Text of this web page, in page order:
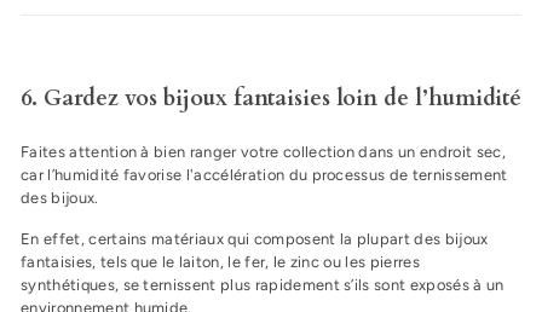
6. Gardez vos bijoux fantaisies loin de l’humidité
Faites attention à bien ranger votre collection dans un endroit sec,
car l’humidité favorise l'accélération du processus de ternissement
des bijoux.
En effet, certains matériaux qui composent la plupart des bijoux
fantaisies, tels que le laiton, le fer, le zinc ou les pierres
synthétiques, se ternissent plus rapidement s’ils sont exposés à un
environnement humide.